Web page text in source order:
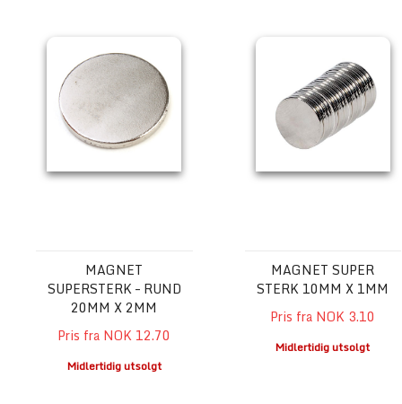
MAGNET
SUPERSTERK – RUND
20MM X 2MM
Pris fra NOK 12.70
Midlertidig utsolgt
MAGNET SUPER
STERK 10MM X 1MM
Pris fra NOK 3.10
Midlertidig utsolgt